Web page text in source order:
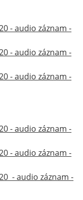
- audio záznam -
- audio záznam -
- audio záznam -
- audio záznam -
- audio záznam -
- audio záznam -